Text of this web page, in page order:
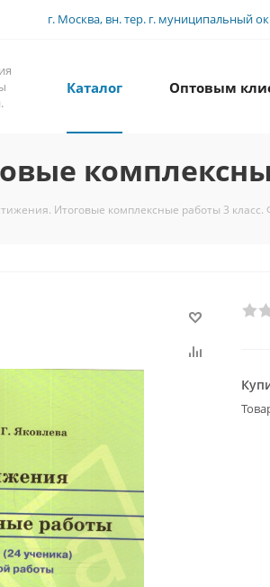
г. Москва, вн. тер. г. муниципальный
Каталог Оптовым
Итоговые комплексные работы 3 класс.